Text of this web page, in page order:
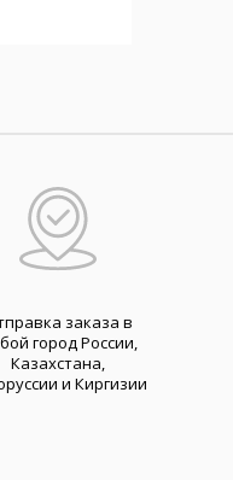
заказа в
город России,
Казахстана,
и Киргизии